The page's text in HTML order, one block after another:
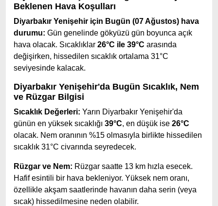
Beklenen Hava Koşulları
Diyarbakır Yenişehir için Bugün (07 Ağustos) hava
durumu: Gün genelinde gökyüzü gün boyunca açık
hava olacak. Sıcaklıklar 26°C ile 39°C arasında
değişirken, hissedilen sıcaklık ortalama 31°C
seviyesinde kalacak.
Diyarbakır Yenişehir'da Bugün Sıcaklık, Nem
ve Rüzgar Bilgisi
Sıcaklık Değerleri: Yarın Diyarbakır Yenişehir'da
günün en yüksek sıcaklığı 39°C, en düşük ise 26°C
olacak. Nem oranının %15 olmasıyla birlikte hissedilen
sıcaklık 31°C civarında seyredecek.
Rüzgar ve Nem: Rüzgar saatte 13 km hızla esecek.
Hafif esintili bir hava bekleniyor. Yüksek nem oranı,
özellikle akşam saatlerinde havanın daha serin (veya
sıcak) hissedilmesine neden olabilir.